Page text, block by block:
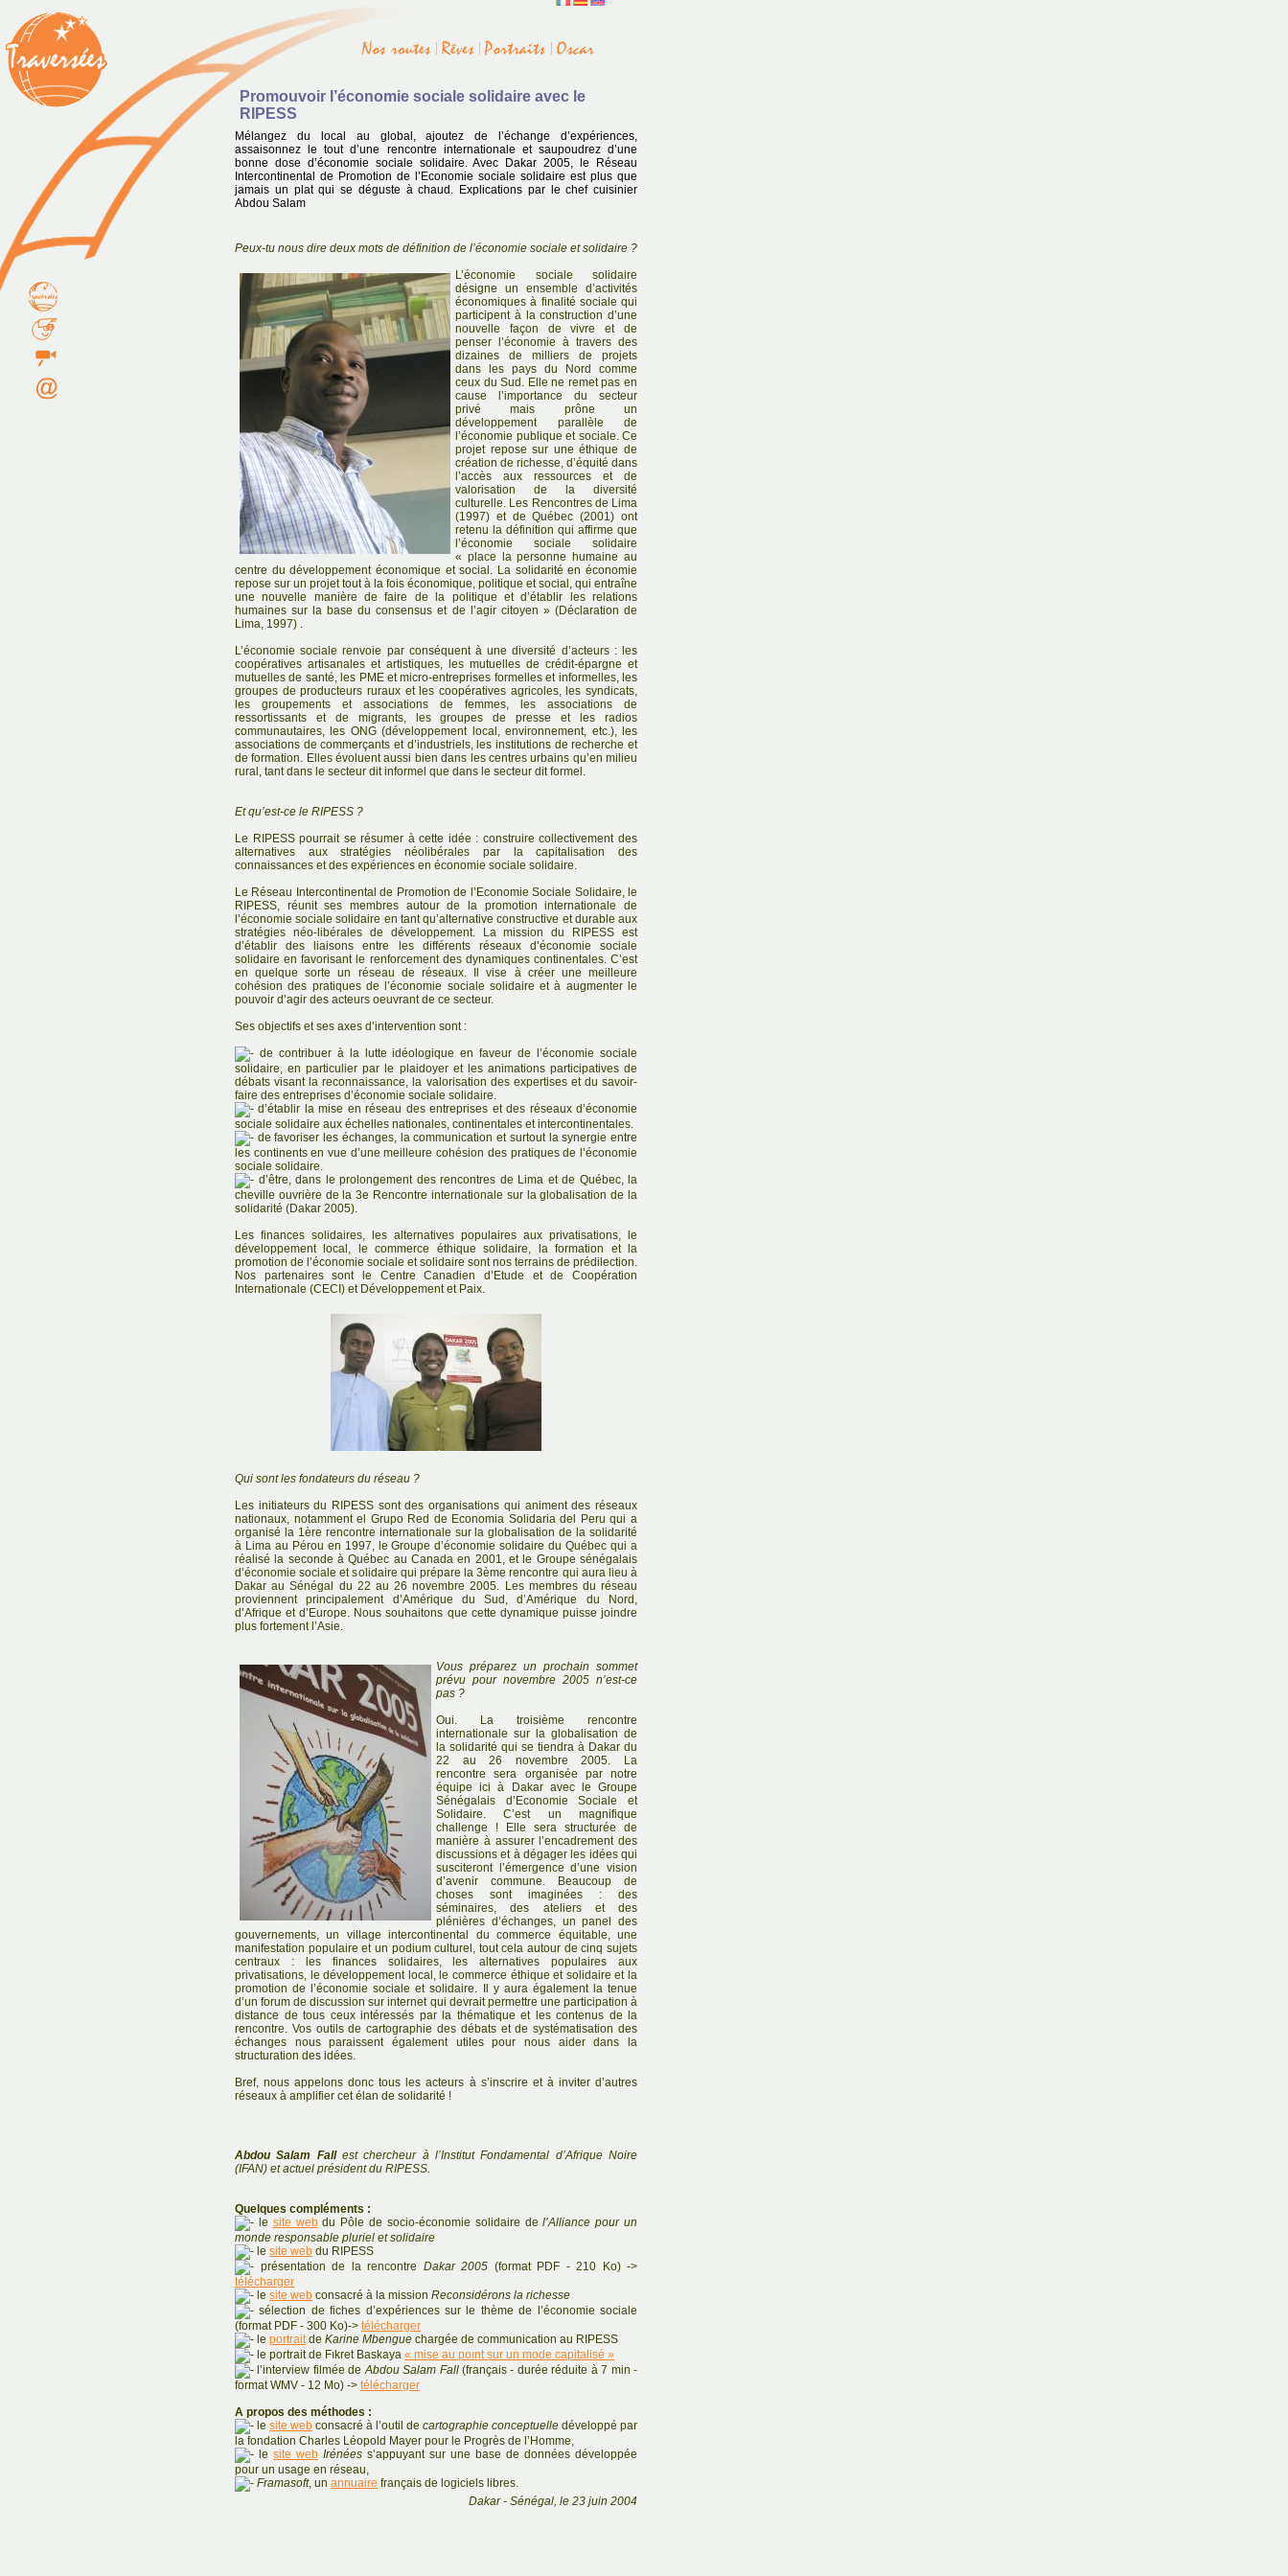
Promouvoir l’économie sociale solidaire avec le
RIPESS
Mélangez du local au global, ajoutez de l’échange d’expériences,
assaisonnez le tout d’une rencontre internationale et saupoudrez d’une
bonne dose d’économie sociale solidaire. Avec Dakar 2005, le Réseau
Intercontinental de Promotion de l’Economie sociale solidaire est plus que
jamais un plat qui se déguste à chaud. Explications par le chef cuisinier
Abdou Salam
Peux-tu nous dire deux mots de définition de l’économie sociale et solidaire ?
L’économie sociale solidaire
désigne un ensemble d’activités
économiques à finalité sociale qui
participent à la construction d’une
nouvelle façon de vivre et de
penser l’économie à travers des
dizaines de milliers de projets
dans les pays du Nord comme
ceux du Sud. Elle ne remet pas en
cause l’importance du secteur
privé mais prône un
développement parallèle de
l’économie publique et sociale. Ce
projet repose sur une éthique de
création de richesse, d’équité dans
l’accès aux ressources et de
valorisation de la diversité
culturelle. Les Rencontres de Lima
(1997) et de Québec (2001) ont
retenu la définition qui affirme que
l’économie sociale solidaire
« place la personne humaine au
centre du développement économique et social. La solidarité en économie
repose sur un projet tout à la fois économique, politique et social, qui entraîne
une nouvelle manière de faire de la politique et d’établir les relations
humaines sur la base du consensus et de l’agir citoyen » (Déclaration de
Lima, 1997) .
L’économie sociale renvoie par conséquent à une diversité d’acteurs : les
coopératives artisanales et artistiques, les mutuelles de crédit-épargne et
mutuelles de santé, les PME et micro-entreprises formelles et informelles, les
groupes de producteurs ruraux et les coopératives agricoles, les syndicats,
les groupements et associations de femmes, les associations de
ressortissants et de migrants, les groupes de presse et les radios
communautaires, les ONG (développement local, environnement, etc.), les
associations de commerçants et d’industriels, les institutions de recherche et
de formation. Elles évoluent aussi bien dans les centres urbains qu’en milieu
rural, tant dans le secteur dit informel que dans le secteur dit formel.
Et qu’est-ce le RIPESS ?
Le RIPESS pourrait se résumer à cette idée : construire collectivement des
alternatives aux stratégies néolibérales par la capitalisation des
connaissances et des expériences en économie sociale solidaire.
Le Réseau Intercontinental de Promotion de l’Economie Sociale Solidaire, le
RIPESS, réunit ses membres autour de la promotion internationale de
l’économie sociale solidaire en tant qu’alternative constructive et durable aux
stratégies néo-libérales de développement. La mission du RIPESS est
d’établir des liaisons entre les différents réseaux d’économie sociale
solidaire en favorisant le renforcement des dynamiques continentales. C’est
en quelque sorte un réseau de réseaux. Il vise à créer une meilleure
cohésion des pratiques de l’économie sociale solidaire et à augmenter le
pouvoir d’agir des acteurs oeuvrant de ce secteur.
Ses objectifs et ses axes d’intervention sont :
de contribuer à la lutte idéologique en faveur de l’économie sociale
solidaire, en particulier par le plaidoyer et les animations participatives de
débats visant la reconnaissance, la valorisation des expertises et du savoir-
faire des entreprises d’économie sociale solidaire.
d’établir la mise en réseau des entreprises et des réseaux d’économie
sociale solidaire aux échelles nationales, continentales et intercontinentales.
de favoriser les échanges, la communication et surtout la synergie entre
les continents en vue d’une meilleure cohésion des pratiques de l’économie
sociale solidaire.
d’être, dans le prolongement des rencontres de Lima et de Québec, la
cheville ouvrière de la 3e Rencontre internationale sur la globalisation de la
solidarité (Dakar 2005).
Les finances solidaires, les alternatives populaires aux privatisations, le
développement local, le commerce éthique solidaire, la formation et la
promotion de l’économie sociale et solidaire sont nos terrains de prédilection.
Nos partenaires sont le Centre Canadien d’Etude et de Coopération
Internationale (CECI) et Développement et Paix.
Qui sont les fondateurs du réseau ?
Les initiateurs du RIPESS sont des organisations qui animent des réseaux
nationaux, notamment el Grupo Red de Economia Solidaria del Peru qui a
organisé la 1ère rencontre internationale sur la globalisation de la solidarité
à Lima au Pérou en 1997, le Groupe d’économie solidaire du Québec qui a
réalisé la seconde à Québec au Canada en 2001, et le Groupe sénégalais
d’économie sociale et solidaire qui prépare la 3ème rencontre qui aura lieu à
Dakar au Sénégal du 22 au 26 novembre 2005. Les membres du réseau
proviennent principalement d’Amérique du Sud, d’Amérique du Nord,
d’Afrique et d’Europe. Nous souhaitons que cette dynamique puisse joindre
plus fortement l’Asie.
Vous préparez un prochain sommet
prévu pour novembre 2005 n’est-ce
pas ?
Oui. La troisième rencontre
internationale sur la globalisation de
la solidarité qui se tiendra à Dakar du
22 au 26 novembre 2005. La
rencontre sera organisée par notre
équipe ici à Dakar avec le Groupe
Sénégalais d’Economie Sociale et
Solidaire. C’est un magnifique
challenge ! Elle sera structurée de
manière à assurer l’encadrement des
discussions et à dégager les idées qui
susciteront l’émergence d’une vision
d’avenir commune. Beaucoup de
choses sont imaginées : des
séminaires, des ateliers et des
plénières d’échanges, un panel des
gouvernements, un village intercontinental du commerce équitable, une
manifestation populaire et un podium culturel, tout cela autour de cinq sujets
centraux : les finances solidaires, les alternatives populaires aux
privatisations, le développement local, le commerce éthique et solidaire et la
promotion de l’économie sociale et solidaire. Il y aura également la tenue
d’un forum de discussion sur internet qui devrait permettre une participation à
distance de tous ceux intéressés par la thématique et les contenus de la
rencontre. Vos outils de cartographie des débats et de systématisation des
échanges nous paraissent également utiles pour nous aider dans la
structuration des idées.
Bref, nous appelons donc tous les acteurs à s’inscrire et à inviter d’autres
réseaux à amplifier cet élan de solidarité !
Abdou Salam Fallest chercheur à l’Institut Fondamental d’Afrique Noire
(IFAN) et actuel président du RIPESS.
Quelques compléments :
le site webdu Pôle de socio-économie solidaire del’Alliance pour un
monde responsable pluriel et solidaire
le site web du RIPESS
présentation de la rencontre Dakar 2005 (format PDF - 210 Ko) ->
télécharger
le site web consacré à la mission Reconsidérons la richesse
sélection de fiches d’expériences sur le thème de l’économie sociale
(format PDF - 300 Ko)-> télécharger
le portraitde Karine Mbengue chargée de communication au RIPESS
le portrait de Fıkret Baskaya « mise au poınt sur un mode capitalisé »
l’interview filmée deAbdou Salam Fall(français - durée réduite à 7 min -
format WMV - 12 Mo) -> télécharger
A propos des méthodes :
le site web consacré à l’outil de cartographie conceptuelle développé par
la fondation Charles Léopold Mayer pour le Progrès de l’Homme,
le site web Irénées s’appuyant sur une base de données développée
pour un usage en réseau,
Framasoft, un annuaire français de logiciels libres.
Dakar - Sénégal, le 23 juin 2004